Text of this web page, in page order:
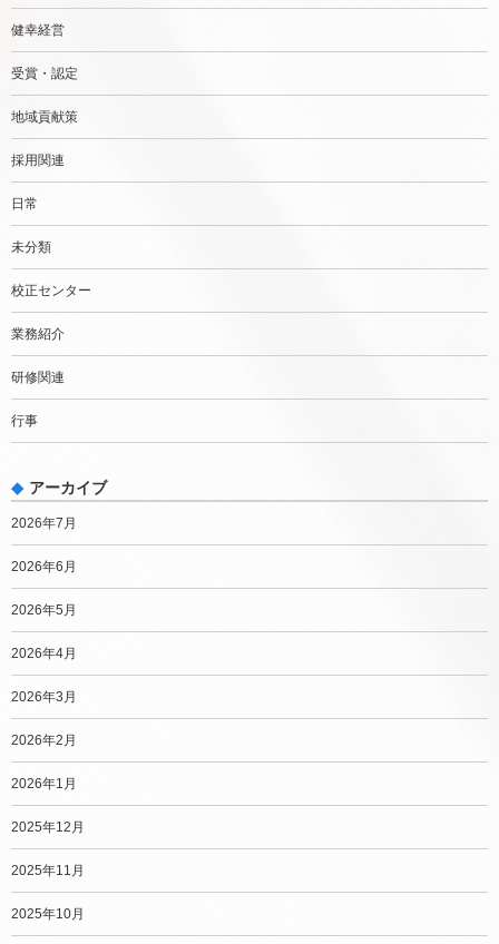
健幸経営
受賞・認定
地域貢献策
採用関連
日常
未分類
校正センター
業務紹介
研修関連
行事
アーカイブ
2026年7月
2026年6月
2026年5月
2026年4月
2026年3月
2026年2月
2026年1月
2025年12月
2025年11月
2025年10月